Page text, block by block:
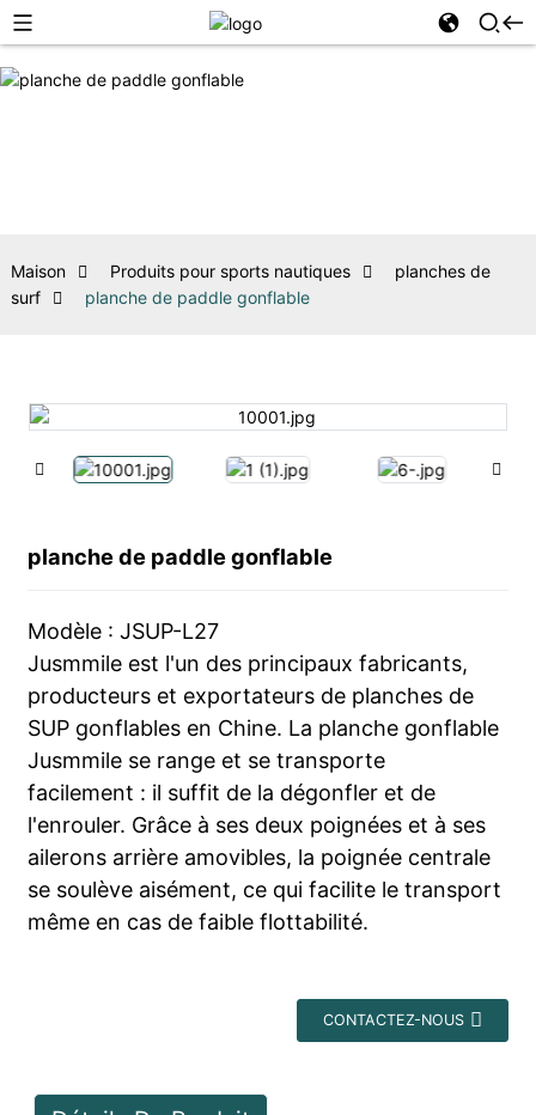
Maison Produits pour sports nautiques
planches de
surf
planche de paddle gonflable
planche de paddle gonflable
Modèle : JSUP-L27
Jusmmile est l'un des principaux fabricants,
producteurs et exportateurs de planches de
SUP gonflables en Chine. La planche gonflable
Jusmmile se range et se transporte
facilement : il suffit de la dégonfler et de
l'enrouler. Grâce à ses deux poignées et à ses
ailerons arrière amovibles, la poignée centrale
se soulève aisément, ce qui facilite le transport
même en cas de faible flottabilité.
CONTACTEZ-NOUS